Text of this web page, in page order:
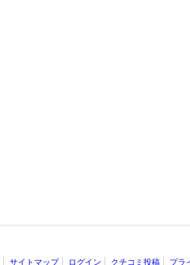
サイトマップ ログイン クチコミ投稿 プラ